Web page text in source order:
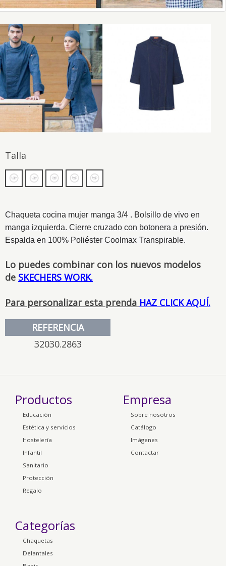
Talla
Chaqueta cocina mujer manga 3/4 . Bolsillo de vivo en
manga izquierda. Cierre cruzado con botonera a presión.
Espalda en 100% Poliéster Coolmax Transpirable.
Lo puedes combinar con los nuevos modelos
de SKECHERS WORK.
Para personalizar esta prenda HAZ CLICK AQUÍ.
REFERENCIA
32030.2863
Productos
Educación
Estética y servicios
Hostelería
Infantil
Sanitario
Protección
Regalo
Empresa
Sobre nosotros
Catálogo
Imágenes
Contactar
Categorías
Chaquetas
Delantales